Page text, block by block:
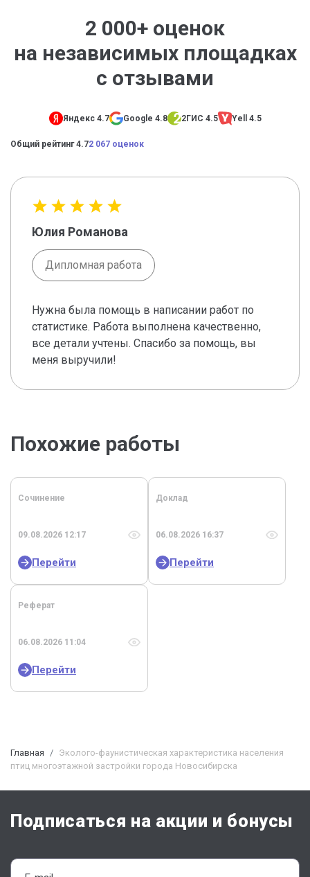
2 000+ оценок
на независимых площадках
с отзывами
Яндекс 4.7 Google 4.8 2ГИС 4.5 Yell 4.5
Общий рейтинг 4.72 067 оценок
Юлия Романова
Дипломная работа
Нужна была помощь в написании работ по
статистике. Работа выполнена качественно,
все детали учтены. Спасибо за помощь, вы
меня выручили!
Похожие работы
Сочинение
09.08.2026 12:17
Перейти
Доклад
06.08.2026 16:37
Перейти
Реферат
06.08.2026 11:04
Перейти
Главная
Эколого-фаунистическая характеристика населения
птиц многоэтажной застройки города Новосибирска
Подписаться на акции и бонусы